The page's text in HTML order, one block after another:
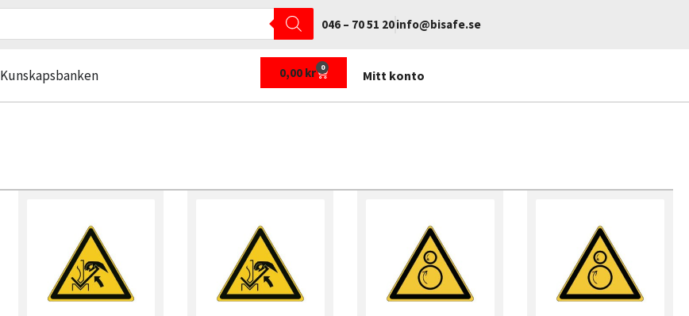
046 – 70 51 20info@bisafe.se
Kunskapsbanken 0,00 kr 0
Mitt konto